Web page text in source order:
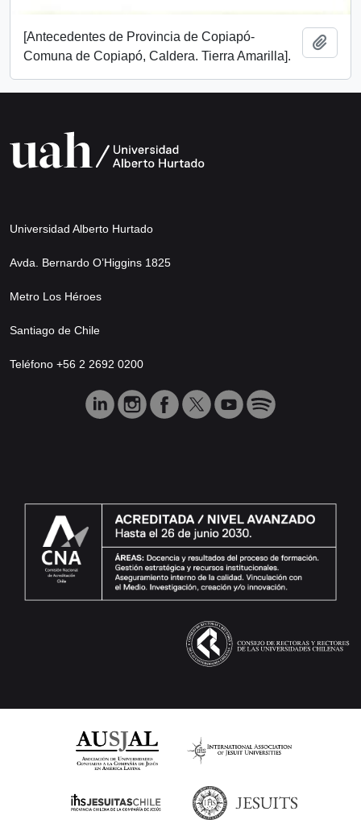
[Antecedentes de Provincia de Copiapó-
Comuna de Copiapó, Caldera. Tierra Amarilla].
Universidad Alberto Hurtado
Avda. Bernardo O’Higgins 1825
Metro Los Héroes
Santiago de Chile
Teléfono +56 2 2692 0200